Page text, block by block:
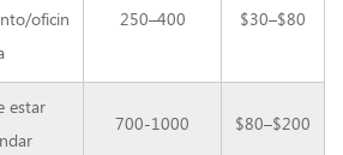
oficin
250–400 $30–$80
estar
700-1000 $80–$200